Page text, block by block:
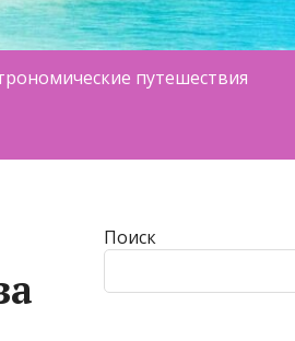
путешествия
Поиск